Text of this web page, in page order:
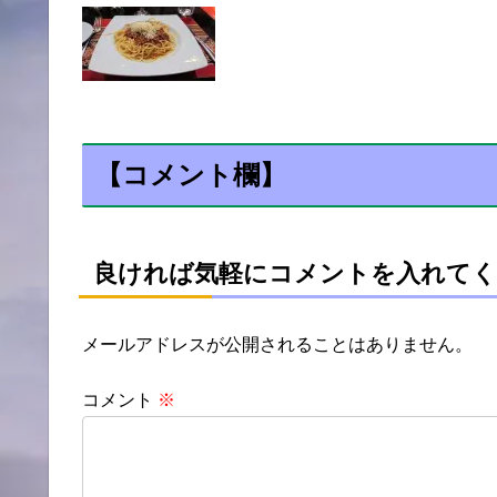
【コメント欄】
良ければ気軽にコメントを入れて
メールアドレスが公開されることはありません。
コメント ※